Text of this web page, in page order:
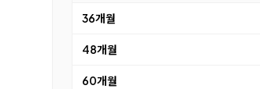
36개월
48개월
60개월